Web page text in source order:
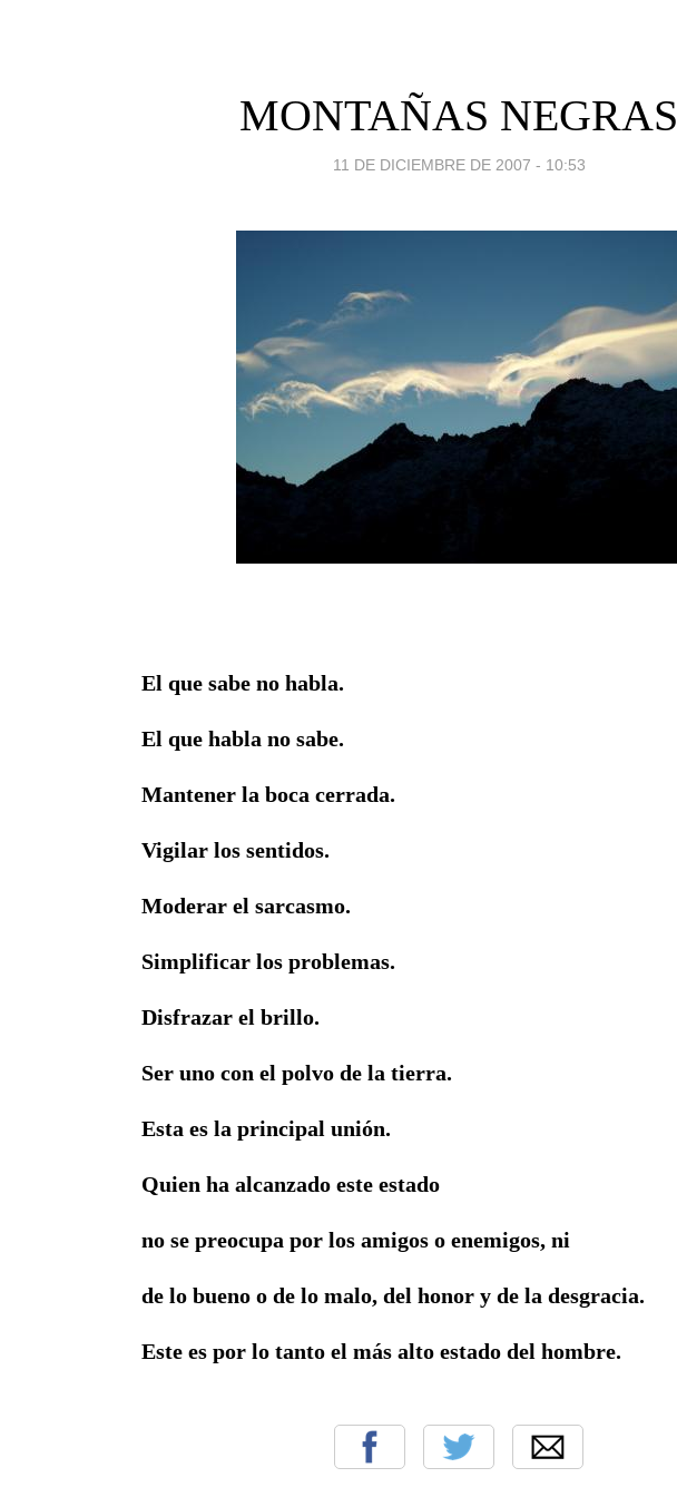
MONTAÑAS NEGRAS
11 DE DICIEMBRE DE 2007 - 10:53
El que sabe no habla.
El que habla no sabe.
Mantener la boca cerrada.
Vigilar los sentidos.
Moderar el sarcasmo.
Simplificar los problemas.
Disfrazar el brillo.
Ser uno con el polvo de la tierra.
Esta es la principal unión.
Quien ha alcanzado este estado
no se preocupa por los amigos o enemigos, ni
de lo bueno o de lo malo, del honor y de la desgracia.
Este es por lo tanto el más alto estado del hombre.